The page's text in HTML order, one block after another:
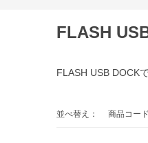
FLASH
FLASH USB DOCK
並べ替え： 商品コード